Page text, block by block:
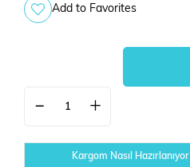
Add to Favorites
Kargom Nasıl Hazırlanıyor